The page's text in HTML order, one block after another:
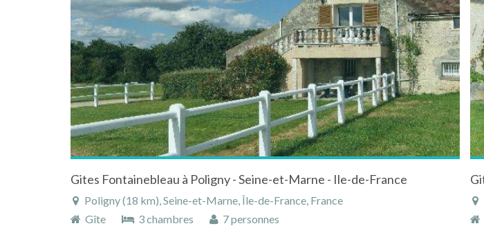
Gites Fontainebleau à Poligny - Seine-et-Marne - Ile-de-France
Poligny (18 km), Seine-et-Marne, Île-de-France, France
Gîte
3 chambres 7 personnes